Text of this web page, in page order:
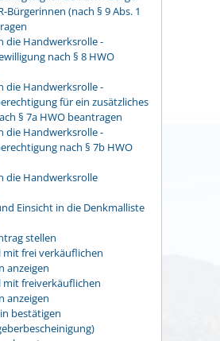
Bürgerinnen (nach § 9 Abs. 1
die Handwerksrolle -
nach § 8 HWO
die Handwerksrolle -
für ein zusätzliches
§ 7a HWO beantragen
die Handwerksrolle -
nach § 7b HWO
die Handwerksrolle
Einsicht in die Denkmalliste
stellen
mit frei verkäuflichen
anzeigen
mit freiverkäuflichen
anzeigen
bestätigen